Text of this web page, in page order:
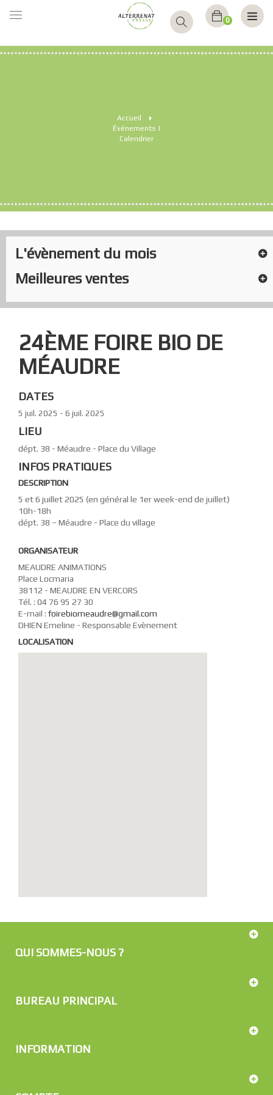
BASCULER
NAVIGATION
0
Accueil
>
Événements |
Calendrier
L'évènement du mois
Meilleures ventes
24ÈME FOIRE BIO DE
MÉAUDRE
DATES
5 juil. 2025 - 6 juil. 2025
LIEU
dépt. 38 - Méaudre - Place du Village
INFOS PRATIQUES
DESCRIPTION
5 et 6 juillet 2025 (en général le 1er week-end de juillet)
10h-18h
dépt. 38 – Méaudre - Place du village
ORGANISATEUR
MEAUDRE ANIMATIONS
Place Locmaria
38112 - MEAUDRE EN VERCORS
Tél. : 04 76 95 27 30
E-mail : foirebiomeaudre@gmail.com
DHIEN Emeline - Responsable Evènement
LOCALISATION
QUI SOMMES-NOUS ?
BUREAU PRINCIPAL
INFORMATION